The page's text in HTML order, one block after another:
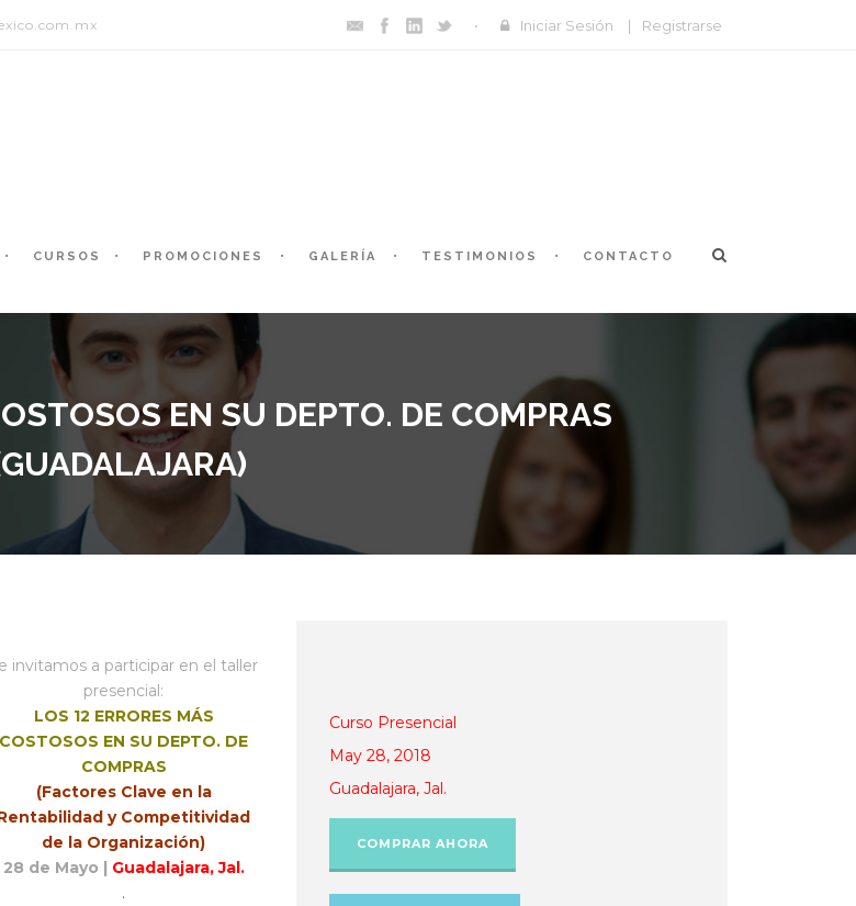
Iniciar Sesión | Registrarse
CURSOS PROMOCIONES GALERÍA TESTIMONIOS CONTACTO
EN SU DEPTO. DE COMPRAS
Curso Presencial
May 28, 2018
Guadalajara, Jal.
COMPRAR AHORA
invitamos a participar en el taller
presencial:
LOS 12 ERRORES MÁS
COSTOSOS EN SU DEPTO. DE
COMPRAS
(Factores Clave en la
y Competitividad
de la Organización)
28 de Mayo | Guadalajara, Jal.
.